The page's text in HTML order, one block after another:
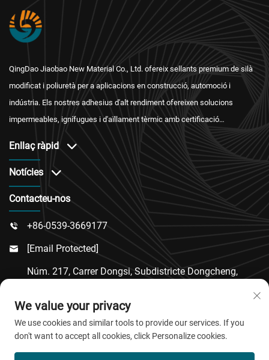
QingDao Jiaobao New Material Co., Ltd. ofereix sellants premium de silà
modificat i poliuretà per a aplicacions en construcció, automoció i
indústria. Els nostres adhesius d'alt rendiment ofereixen solucions
impermeables, ignífugues i d'aïllament tèrmic amb certificació
Enllaç ràpid
Notícies
Contacteu-nos
 +86-0539-3669177
 [email Protected]
Núm. 217, Carrer Dongsi, Subdistricte Dongcheng,
Shandong
Copyright © 2026 QingDao Jiaobao New Material Co.,Ltd.
We value your privacy
We use cookies and similar tools to provide our services. If you
don't want to accept all cookies, click Personalize cookies.